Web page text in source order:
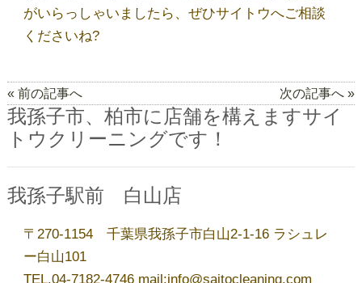
ご利用規約
最近の投稿
お気に入りの黒Ｔシャツ、おうち洗濯で大丈
がいらっしゃいましたら、ぜひサイトウへご相談
くださいね?
« 前の記事へ 次の記事へ »
我孫子市、柏市に店舗を構えますサイ
トウクリーニングです！
我孫子駅前 白山店
〒270-1154 千葉県我孫子市白山2-1-16 ラシュレ
ー白山101
TEL.04-7182-4746 mail:info@saitocleaning.com